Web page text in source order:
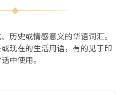
历史或情感意义的华语词汇。
现在的生活用语，有的见于印
中使用。